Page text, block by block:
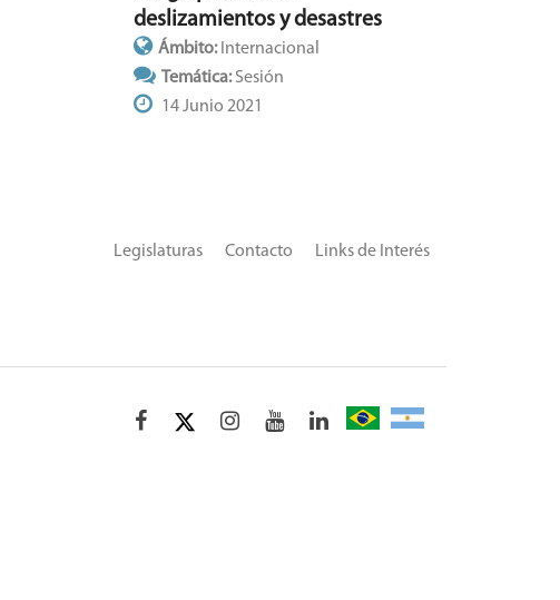
deslizamientos y desastres
Ámbito: Internacional
Temática:Sesión
14 Junio 2021
Links de Interés
Contacto
Legislaturas